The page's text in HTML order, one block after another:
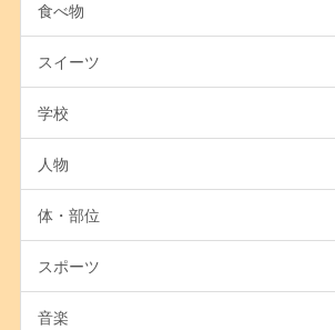
食べ物
スイーツ
学校
人物
体・部位
スポーツ
音楽